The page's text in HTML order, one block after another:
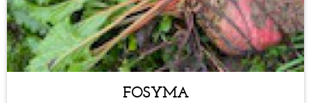
FOSYMA